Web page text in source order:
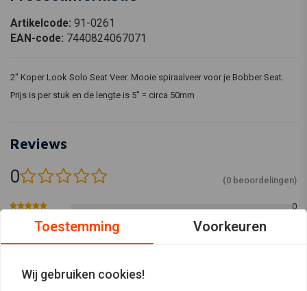
Artikelcode: 91-0261
EAN-code: 7440824067071
2" Koper Look Solo Seat Veer. Mooie spiraalveer voor je Bobber Seat.
Prijs is per stuk en de lengte is 5" = circa 50mm
Reviews
0 (0 beoordelingen)
0
Toestemming Voorkeuren
Wij gebruiken cookies!